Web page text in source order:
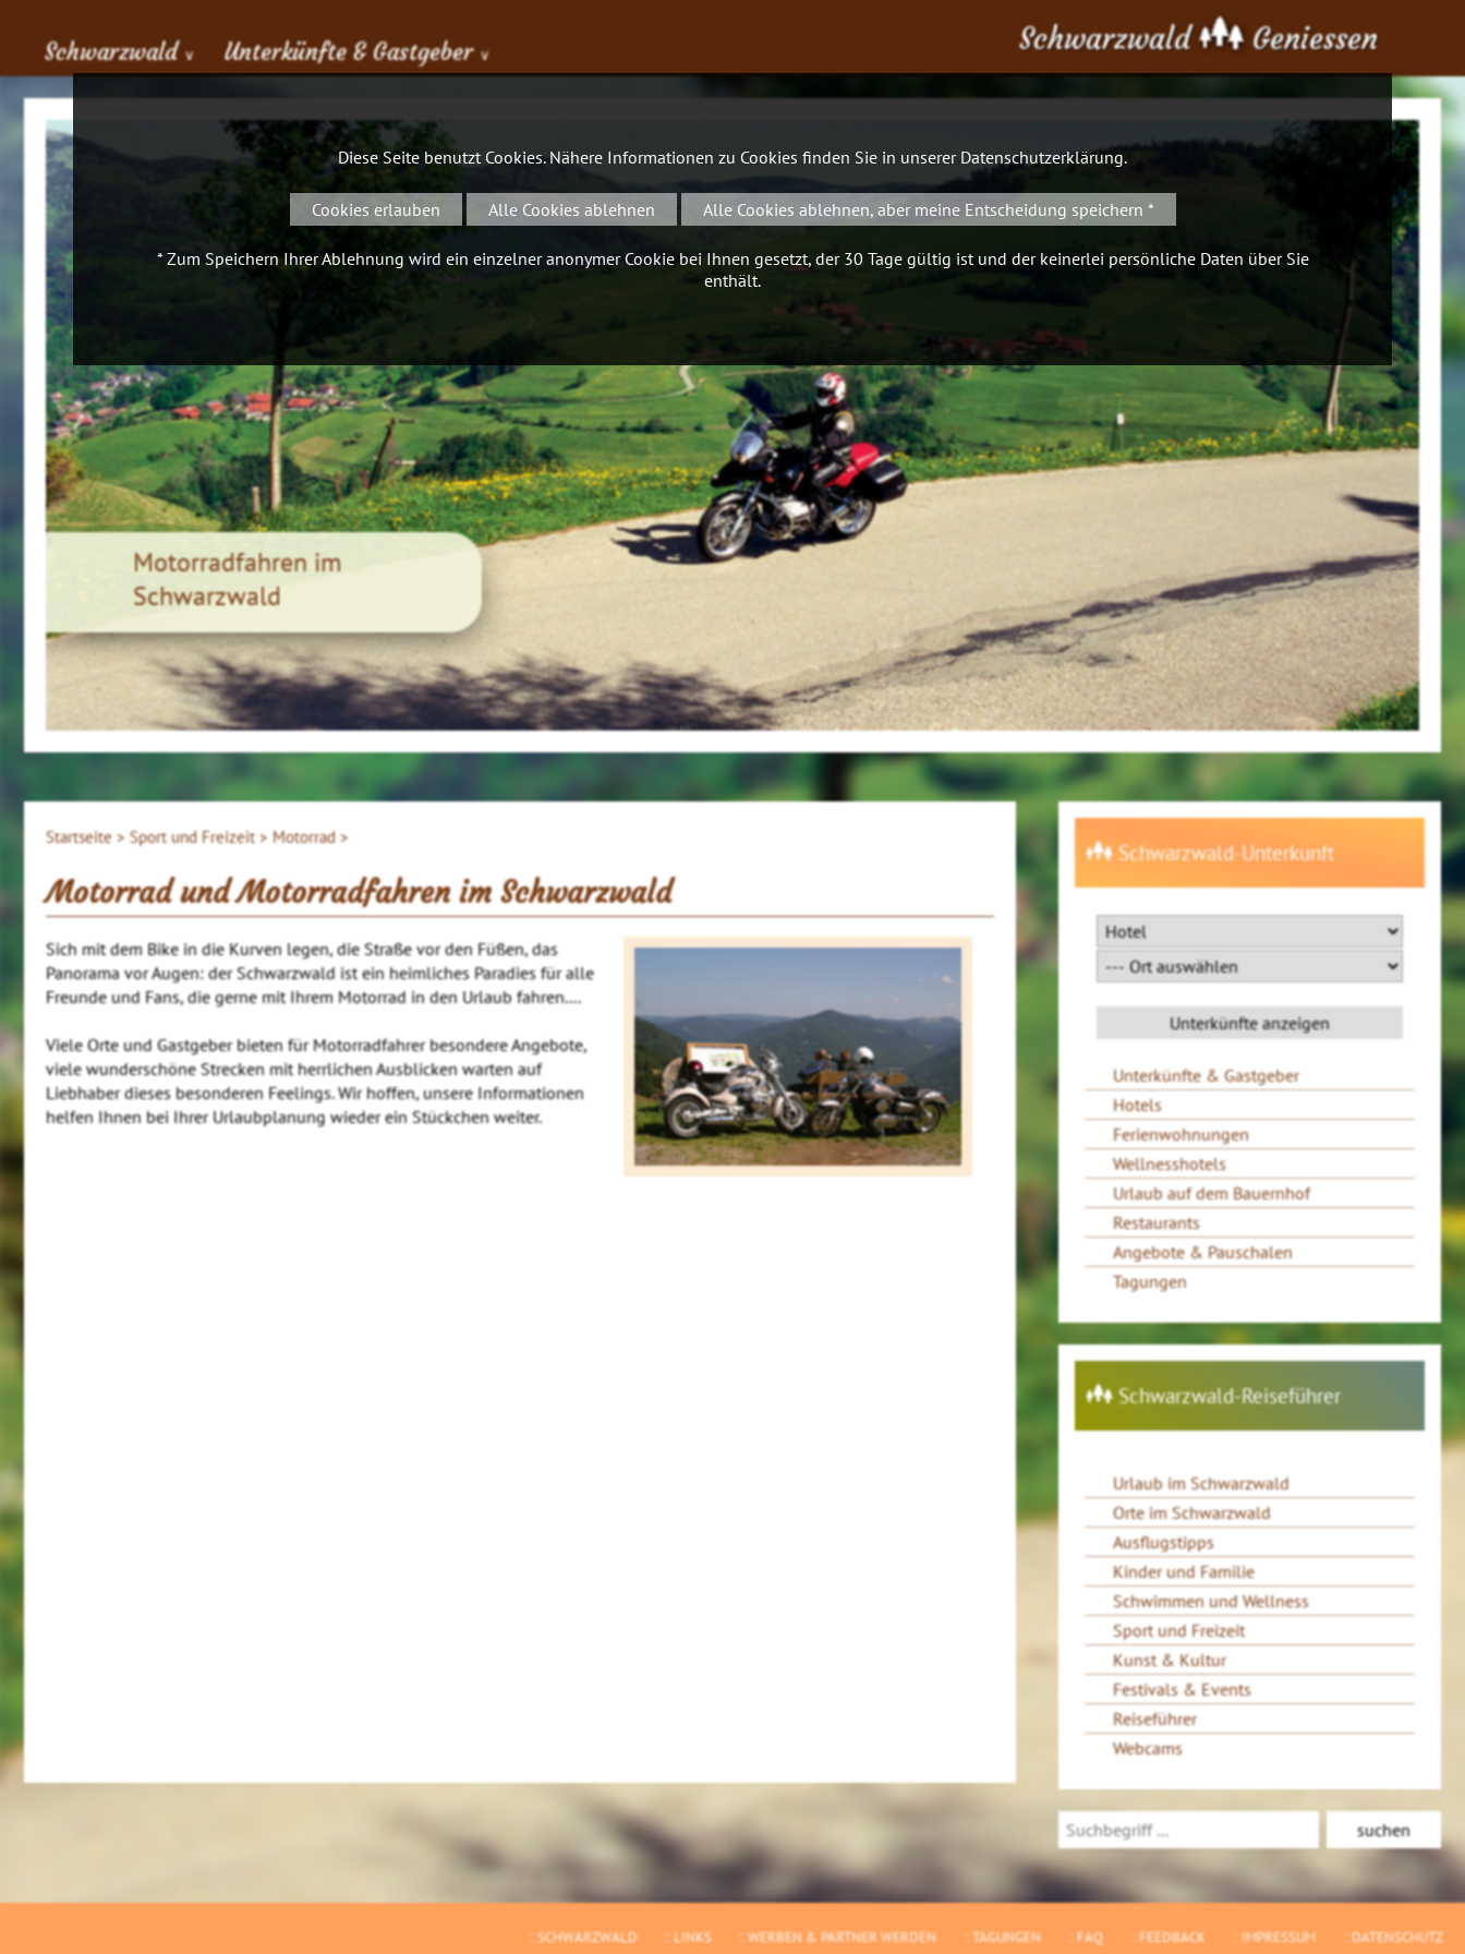
Schwarzwald ∨ Unterkünfte & Gastgeber ∨ Schwarzwald Geniessen
Motorradfahren im
Schwarzwald
Startseite > Sport und Freizeit > Motorrad >
Motorrad und Motorradfahren im Schwarzwald
Sich mit dem Bike in die Kurven legen, die Straße vor den Füßen, das
Panorama vor Augen: der Schwarzwald ist ein heimliches Paradies für alle
Freunde und Fans, die gerne mit Ihrem Motorrad in den Urlaub fahren....
Viele Orte und Gastgeber bieten für Motorradfahrer besondere Angebote,
viele wunderschöne Strecken mit herrlichen Ausblicken warten auf
Liebhaber dieses besonderen Feelings. Wir hoffen, unsere Informationen
helfen Ihnen bei Ihrer Urlaubplanung wieder ein Stückchen weiter.
Schwarzwald-Unterkunft
Unterkünfte & Gastgeber
Hotels
Ferienwohnungen
Wellnesshotels
Urlaub auf dem Bauernhof
Restaurants
Angebote & Pauschalen
Tagungen
Schwarzwald-Reiseführer
Urlaub im Schwarzwald
Orte im Schwarzwald
Ausflugstipps
Kinder und Familie
Schwimmen und Wellness
Sport und Freizeit
Kunst & Kultur
Festivals & Events
Reiseführer
Webcams
SCHWARZWALD LINKS WERBEN & PARTNER WERDEN TAGUNGEN FAQ FEEDBACK IMPRESSUM DATENSCHUTZ
Diese Seite benutzt Cookies. Nähere Informationen zu Cookies finden Sie in unserer Datenschutzerklärung.
Cookies erlauben Alle Cookies ablehnen Alle Cookies ablehnen, aber meine Entscheidung speichern *
* Zum Speichern Ihrer Ablehnung wird ein einzelner anonymer Cookie bei Ihnen gesetzt, der 30 Tage gültig ist und der keinerlei persönliche Daten über Sie
enthält.